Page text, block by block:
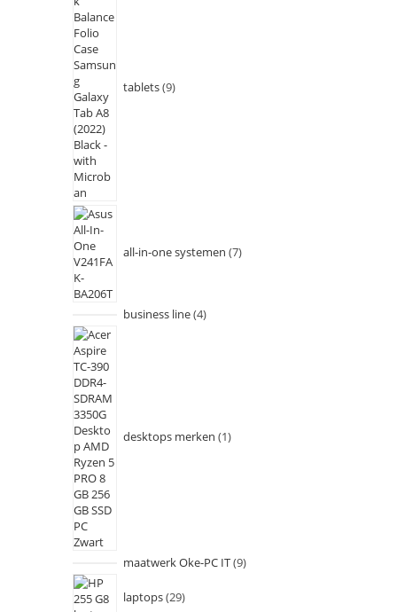
tablets 9
all-in-one systemen 7
business line 4
desktops merken 1
maatwerk Oke-PC IT 9
laptops 29